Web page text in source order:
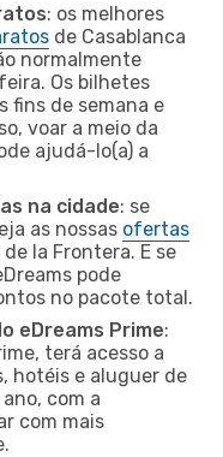
: os melhores
de Casablanca
normalmente
Os bilhetes
fins de semana e
voar a meio da
ajudá-lo(a) a
na cidade: se
as nossas ofertas
la Frontera. E se
pode
no pacote total.
eDreams Prime:
terá acesso a
hotéis e aluguer de
com a
com mais